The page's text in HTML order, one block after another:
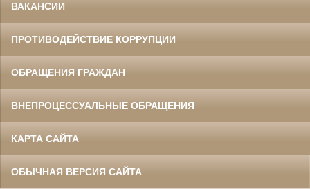
Участник Великой Отечественной войны
Председатель Корочанского районного
суда
Заслуженный юрист РСФСР
ВАКАНСИИ
ПРОТИВОДЕЙСТВИЕ КОРРУПЦИИ
ОБРАЩЕНИЯ ГРАЖДАН
ВНЕПРОЦЕССУАЛЬНЫЕ ОБРАЩЕНИЯ
КАРТА САЙТА
ОБЫЧНАЯ ВЕРСИЯ САЙТА